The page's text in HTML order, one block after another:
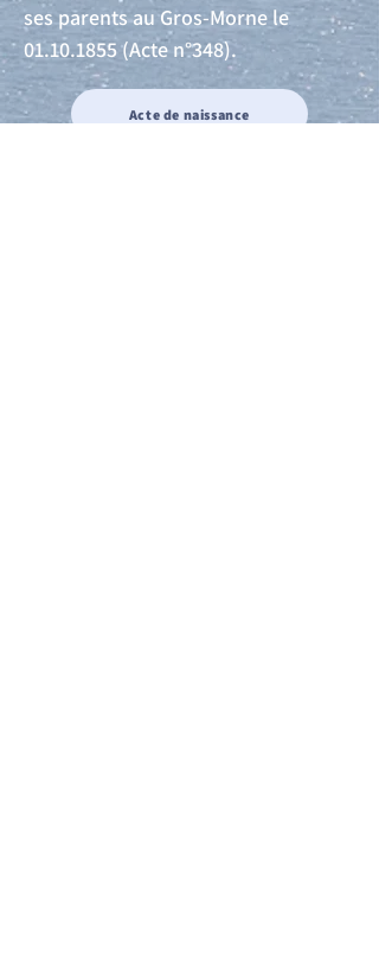
ses parents au Gros-Morne le
01.10.1855(Acte n°348).
Acte de naissance